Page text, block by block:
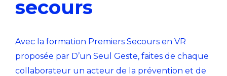
secours
Avec la formation Premiers Secours en VR
proposée par D’un Seul Geste, faites de chaque
collaborateur un acteur de la prévention et de